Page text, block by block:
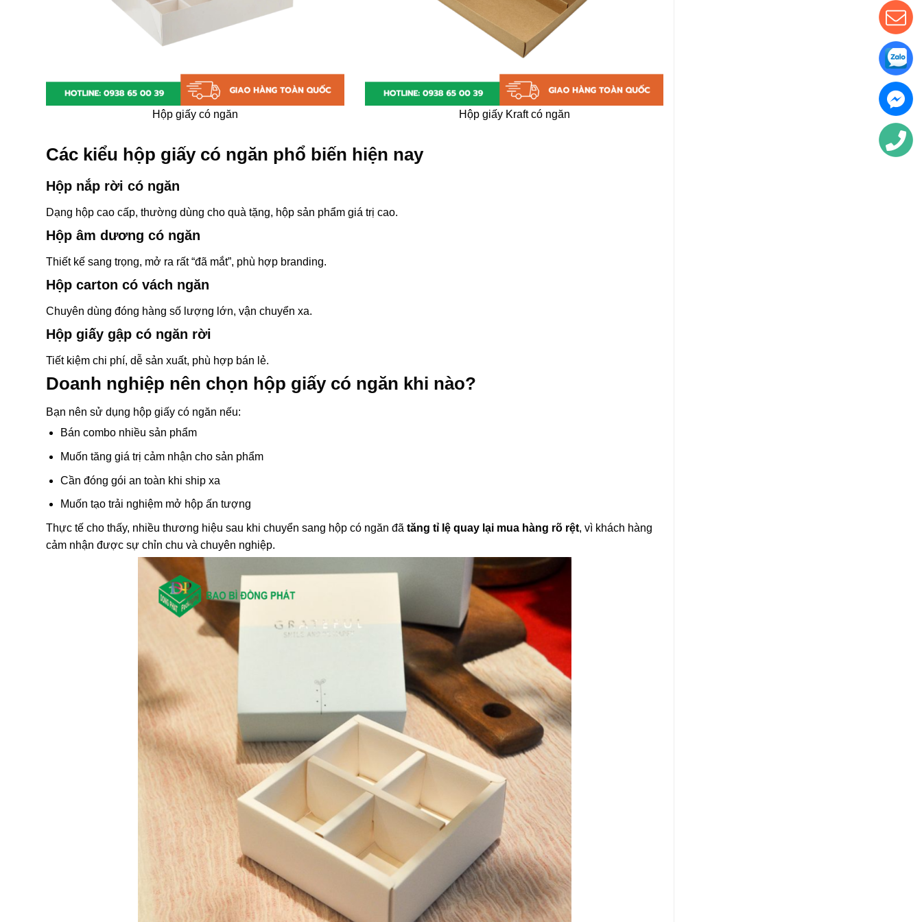
Hộp giấy có ngăn Hộp giấy Kraft có ngăn
Các kiểu hộp giấy có ngăn phổ biến hiện nay
Hộp nắp rời có ngăn
Dạng hộp cao cấp, thường dùng cho quà tặng, hộp sản phẩm giá trị cao.
Hộp âm dương có ngăn
Thiết kế sang trọng, mở ra rất “đã mắt”, phù hợp branding.
Hộp carton có vách ngăn
Chuyên dùng đóng hàng số lượng lớn, vận chuyển xa.
Hộp giấy gập có ngăn rời
Tiết kiệm chi phí, dễ sản xuất, phù hợp bán lẻ.
Doanh nghiệp nên chọn hộp giấy có ngăn khi nào?
Bạn nên sử dụng hộp giấy có ngăn nếu:
Bán combo nhiều sản phẩm
Muốn tăng giá trị cảm nhận cho sản phẩm
Cần đóng gói an toàn khi ship xa
Muốn tạo trải nghiệm mở hộp ấn tượng
Thực tế cho thấy, nhiều thương hiệu sau khi chuyển sang hộp có ngăn đã tăng tỉ lệ quay lại mua hàng rõ rệt, vì khách hàng
cảm nhận được sự chỉn chu và chuyên nghiệp.